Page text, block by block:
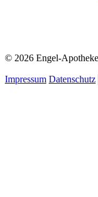
© 2026 Engel-
Impressum Datenschutz